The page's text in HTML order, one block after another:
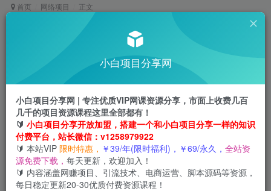
首页 网络项目 正文
微信问一问创作者分成计划，只需要一部手机每天
50起，答题即得可长期操
2年前发布
关注
0 926 65
小白项目分享网
小白项目分享网 | 专注优质VIP网课资源分享，市面上收费几百
几千的项目资源课程这里全部都有！
🔰 小白项目分享开放加盟，搭建一个和小白项目分享一样的知识
付费平台，站长微信：v1258979922
🔰 本站VIP 限时特惠， ￥39/年(限时福利)，￥69/永久， 全站资
源免费下载， 每天更新，欢迎加入！
🔰 内容涵盖网赚项目、引流技术、电商运营、脚本源码等资源，
每日稳定更新20-30优质付费资源课程！